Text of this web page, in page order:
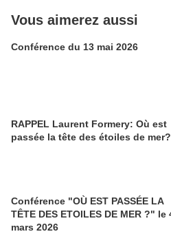
Vous aimerez aussi
Conférence du 13 mai 2026
RAPPEL Laurent Formery: Où est
passée la tête des étoiles de mer?
Conférence "OÙ EST PASSÉE LA
TÊTE DES ETOILES DE MER ?" le 4
mars 2026